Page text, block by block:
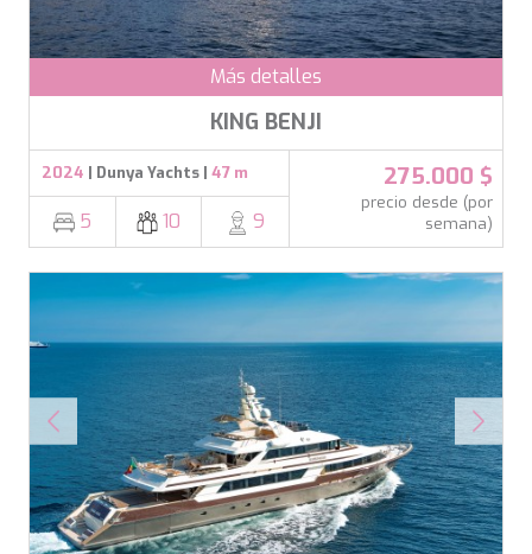
Más detalles
KING BENJI
2024 | Dunya Yachts | 47 m
5 10 9
275.000 $
precio desde (por
semana)